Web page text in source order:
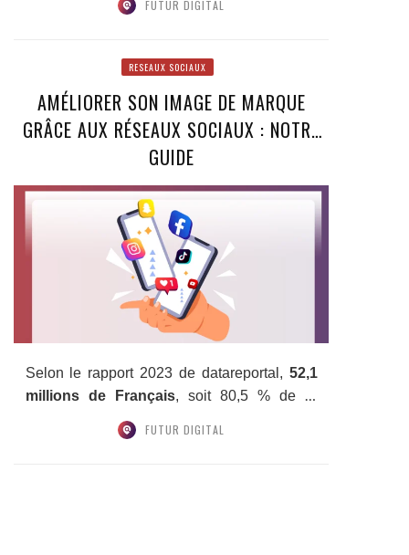
FUTUR DIGITAL
RESEAUX SOCIAUX
AMÉLIORER SON IMAGE DE MARQUE
GRÂCE AUX RÉSEAUX SOCIAUX : NOTRE
GUIDE
Selon le rapport 2023 de datareportal, 52,1
millions de Français, soit 80,5 % de la
FUTUR DIGITAL